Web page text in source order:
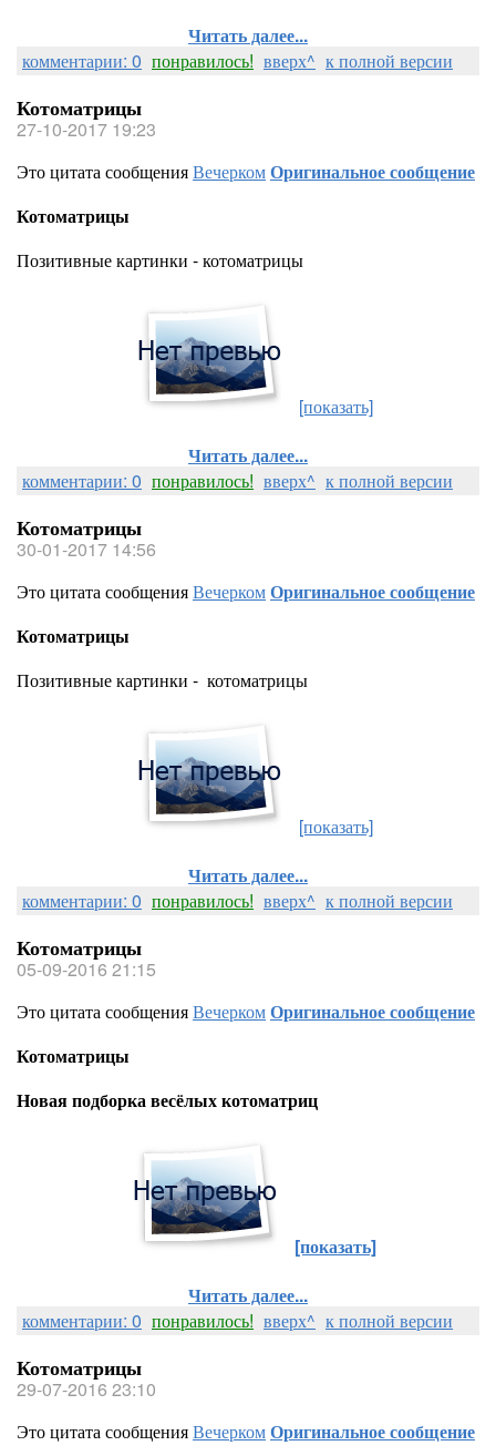
Читать далее...
комментарии: 0 понравилось! вверх^ к полной версии
Котоматрицы
27-10-2017 19:23
Это цитата сообщенияВечеркомОригинальное сообщение
Котоматрицы
Позитивные картинки - котоматрицы
[показать]
Читать далее...
комментарии: 0 понравилось! вверх^ к полной версии
Котоматрицы
30-01-2017 14:56
Это цитата сообщенияВечеркомОригинальное сообщение
Котоматрицы
Позитивные картинки - котоматрицы
[показать]
Читать далее...
комментарии: 0 понравилось! вверх^ к полной версии
Котоматрицы
05-09-2016 21:15
Это цитата сообщенияВечеркомОригинальное сообщение
Котоматрицы
Новая подборка весёлых котоматриц
[показать]
Читать далее...
комментарии: 0 понравилось! вверх^ к полной версии
Котоматрицы
29-07-2016 23:10
Это цитата сообщенияВечеркомОригинальное сообщение